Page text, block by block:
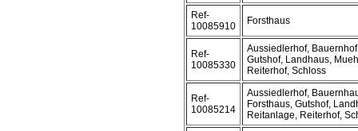
Ref-
10085910
Forsthaus
Ref-
10085330
Aussiedlerhof,
Gutshof, Landhaus,
Reiterhof, Schloss
Ref-
10085214
Aussiedlerhof,
Forsthaus, Gutshof,
Reitanlage, Reiterhof,